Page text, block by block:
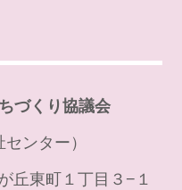
づくり協議会
ンター）
丘東町１丁目３−１